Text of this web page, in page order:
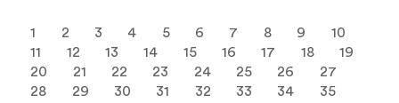
1 2 3 4 5 6 7 8 9
10
11
12 13 14 15 16 17 18
19
20
21 22 23 24 25 26
27
28
29 30 31 32 33 34
35